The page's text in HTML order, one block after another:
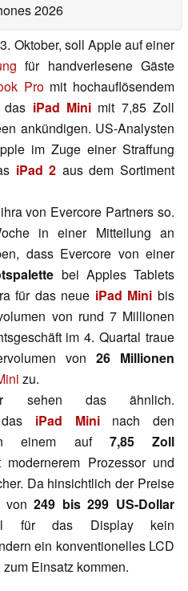
2026
Oktober, soll Apple auf einer
für handverlesene Gäste
Promit hochauflösendem
iPad Minimit 7,85 Zoll
ankündigen. US-Analysten
im Zuge einer Straffung
iPad 2 aus dem Sortiment
von Evercore Partners so.
in einer Mitteilung an
dass Evercore von einer
bei Apples Tablets
für das neue iPad Mini bis
von rund 7 Millionen
im 4. Quartal traue
von 26 Millionen
zu.
sehen das ähnlich.
iPad Mininach den
einem auf 7,85 Zoll
modernerem Prozessor und
Da hinsichtlich der Preise
von249 bis 299 US-Dollar
für das Display kein
ein konventionelles LCD
Einsatz kommen.